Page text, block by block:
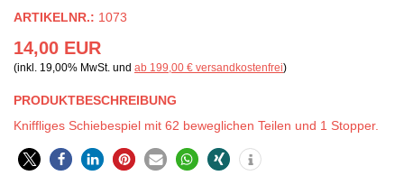
ARTIKELNR.: 1073
14,00 EUR
(inkl. 19,00% MwSt. und ab 199,00 € versandkostenfrei)
PRODUKTBESCHREIBUNG
Kniffliges Schiebespiel mit 62 beweglichen Teilen und 1 Stopper.